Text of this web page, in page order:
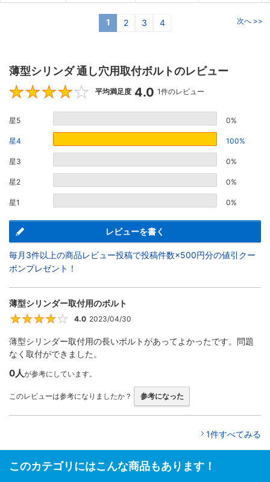
1 2 3 4 次へ >>
薄型シリンダ 通し穴用取付ボルトのレビュー
4
平均満足度 4.0 1件のレビュー
星5 0%
星4 100%
星3 0%
星2 0%
星1 0%
レビューを書く
毎月3件以上の商品レビュー投稿で投稿件数×500円分の値引クー
ポンプレゼント！
薄型シリンダー取付用のボルト
4
4.0 2023/04/30
薄型シリンダー取付用の長いボルトがあってよかったです。問題
なく取付ができました。
0人が参考にしています。
このレビューは参考になりましたか？ 参考になった
1件すべてみる
このカテゴリにはこんな商品もあります！